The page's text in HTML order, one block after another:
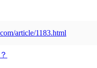
article/1183.html